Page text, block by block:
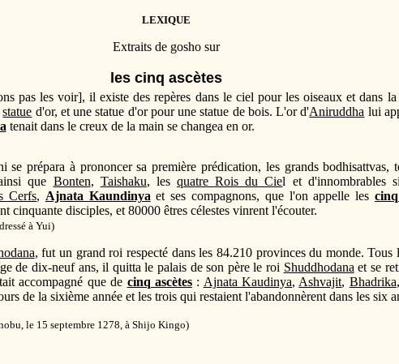
LEXIQUE
Extraits de gosho sur
les cinq ascètes
pas les voir], il existe des repères dans le ciel pour les oiseaux et dans
statue d'or, et une statue d'or pour une statue de bois. L'or d'Aniruddha lui
tenait dans le creux de la main se changea en or.
se prépara à prononcer sa première prédication, les grands bodhisattvas,
que Bonten, Taishaku, les quatre Rois du Ciel et d'innombrables
Cerfs, Ajnata Kaundinya et ses compagnons, que l'on appelle les
cinquante disciples, et 80000 êtres célestes vinrent l'écouter.
à Yui)
, fut un grand roi respecté dans les 84.210 provinces du monde.
de dix-neuf ans, il quitta le palais de son père le roi Shuddhodana et se
accompagné que de cinq ascètes: Ajnata Kaudinya, Ashvajit, Bhadrika
de la sixième année et les trois qui restaient l'abandonnèrent dans les six
le 15 septembre 1278, à Shijo Kingo)